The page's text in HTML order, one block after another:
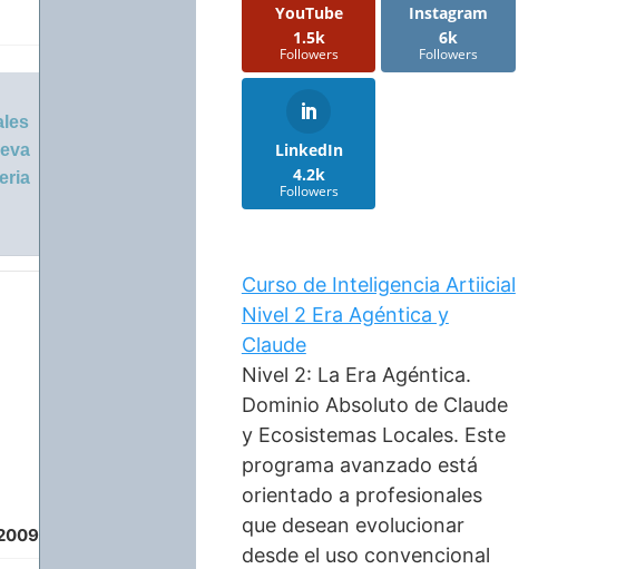
YouTube
1.5k
Followers
Instagram
6k
Followers
LinkedIn
4.2k
Followers
Curso de Inteligencia Artiicial
Nivel 2 Era Agéntica y
Claude
Nivel 2: La Era Agéntica.
Dominio Absoluto de Claude
y Ecosistemas Locales. Este
programa avanzado está
orientado a profesionales
que desean evolucionar
desde el uso convencional